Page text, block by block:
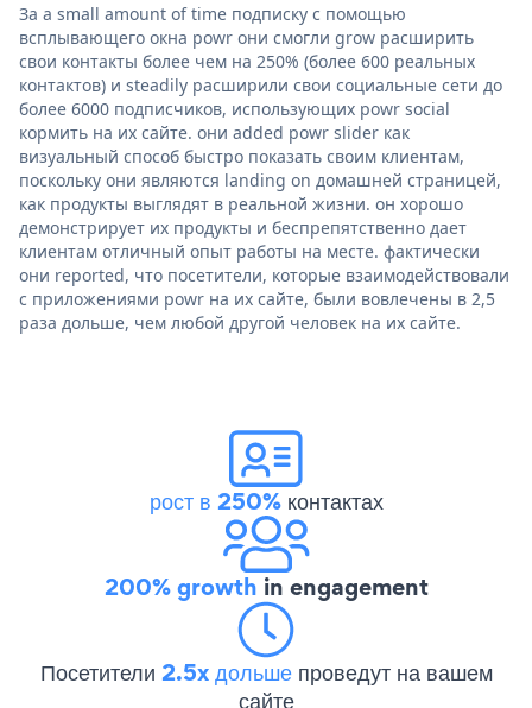
За a small amount of time подписку с помощью
всплывающего окна powr они смогли grow расширить
свои контакты более чем на 250% (более 600 реальных
контактов) и steadily расширили свои социальные сети до
более 6000 подписчиков, использующих powr social
кормить на их сайте. они added powr slider как
визуальный способ быстро показать своим клиентам,
поскольку они являются landing on домашней страницей,
как продукты выглядят в реальной жизни. он хорошо
демонстрирует их продукты и беспрепятственно дает
клиентам отличный опыт работы на месте. фактически
они reported, что посетители, которые взаимодействовали
с приложениями powr на их сайте, были вовлечены в 2,5
раза дольше, чем любой другой человек на их сайте.
рост в 250%контактах
200% growth in engagement
Посетители 2.5x дольше проведут на вашем
сайте